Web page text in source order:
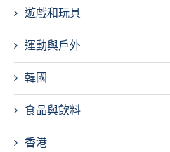
遊戲和玩具
運動與戶外
韓國
食品與飲料
香港